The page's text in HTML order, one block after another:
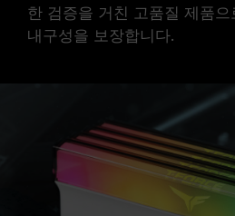
한 검증을 거친 고품질 제품
내구성을 보장합니다.